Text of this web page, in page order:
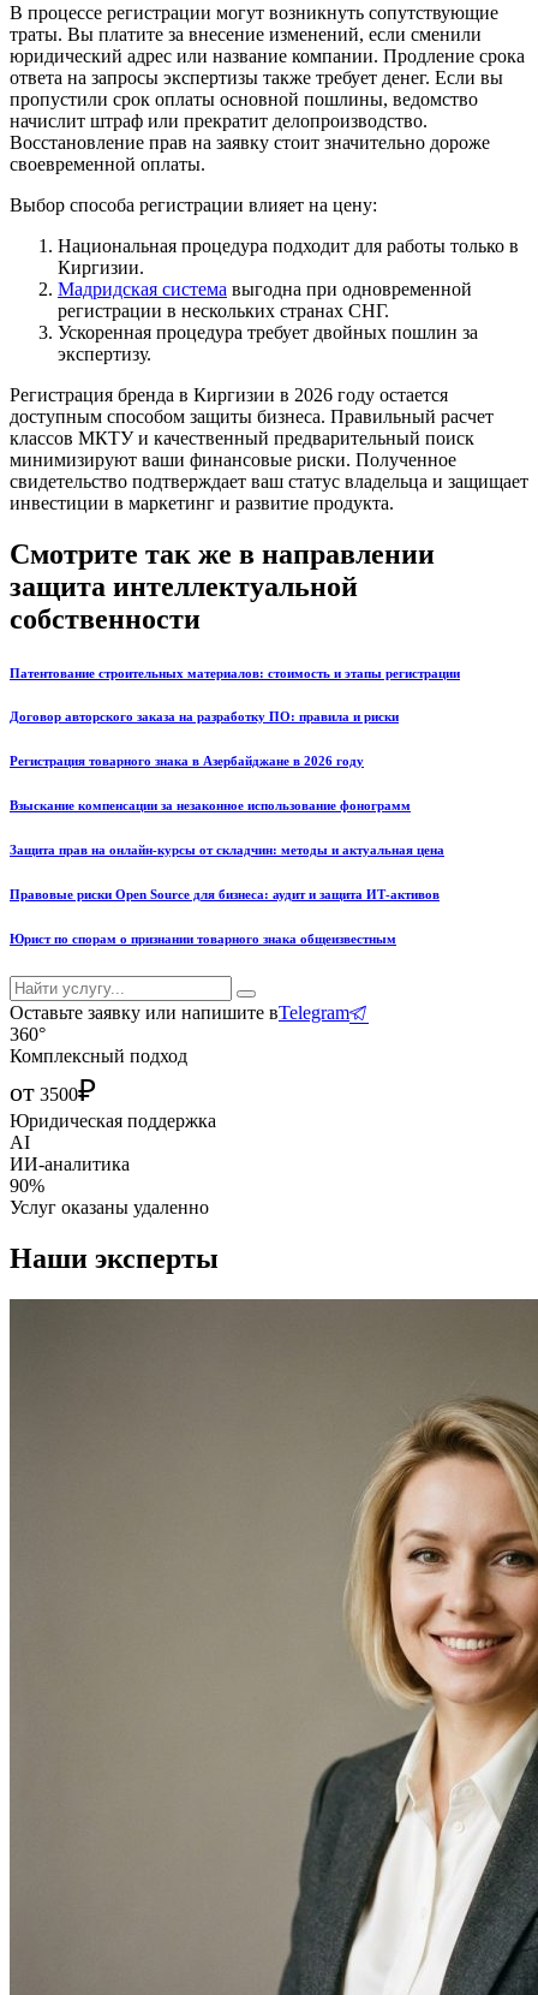
В процессе регистрации могут возникнуть сопутствующие
траты. Вы платите за внесение изменений, если сменили
юридический адрес или название компании. Продление срока
ответа на запросы экспертизы также требует денег. Если вы
пропустили срок оплаты основной пошлины, ведомство
начислит штраф или прекратит делопроизводство.
Восстановление прав на заявку стоит значительно дороже
своевременной оплаты.
Выбор способа регистрации влияет на цену:
Национальная процедура подходит для работы только в
Киргизии.
Мадридская система выгодна при одновременной
регистрации в нескольких странах СНГ.
Ускоренная процедура требует двойных пошлин за
экспертизу.
Регистрация бренда в Киргизии в 2026 году остается
доступным способом защиты бизнеса. Правильный расчет
классов МКТУ и качественный предварительный поиск
минимизируют ваши финансовые риски. Полученное
свидетельство подтверждает ваш статус владельца и защищает
инвестиции в маркетинг и развитие продукта.
Смотрите так же в направлении
защита интеллектуальной
собственности
Патентование строительных материалов: стоимость и этапы регистрации
Договор авторского заказа на разработку ПО: правила и риски
Регистрация товарного знака в Азербайджане в 2026 году
Взыскание компенсации за незаконное использование фонограмм
Защита прав на онлайн-курсы от складчин: методы и актуальная цена
Правовые риски Open Source для бизнеса: аудит и защита ИТ-активов
Юрист по спорам о признании товарного знака общеизвестным
Оставьте заявку или напишите вTelegram
360°
Комплексный подход
от 3500₽
Юридическая поддержка
AI
ИИ-аналитика
90%
Услуг оказаны удаленно
Наши эксперты